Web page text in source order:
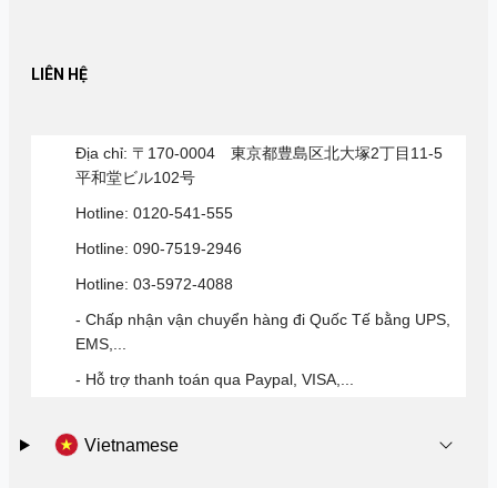
LIÊN HỆ
Địa chỉ: 〒170-0004 東京都豊島区北大塚2丁目11-5
平和堂ビル102号
Hotline: 0120-541-555
Hotline: 090-7519-2946
Hotline: 03-5972-4088
- Chấp nhận vận chuyển hàng đi Quốc Tế bằng UPS,
EMS,...
- Hỗ trợ thanh toán qua Paypal, VISA,...
Vietnamese